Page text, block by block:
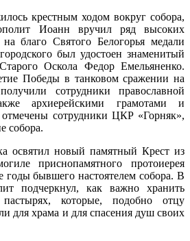
крестным ходом вокруг собора,
Иоанн вручил ряд высоких
благо Святого Белогорья медали
был удостоен знаменитый
Оскола Федор Емельяненко.
Победы в танковом сражении на
сотрудники православной
архиерейскими грамотами и
сотрудники ЦКР «Горняк»,
собора.
освятил новый памятный Крест из
приснопамятного протоиерея
годы бывшего настоятелем собора. В
подчеркнул, как важно хранить
которые, подобно отцу
для храма и для спасения душ своих